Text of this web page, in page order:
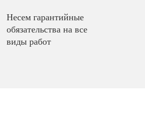
Несем гарантийные
обязательства на все
виды работ